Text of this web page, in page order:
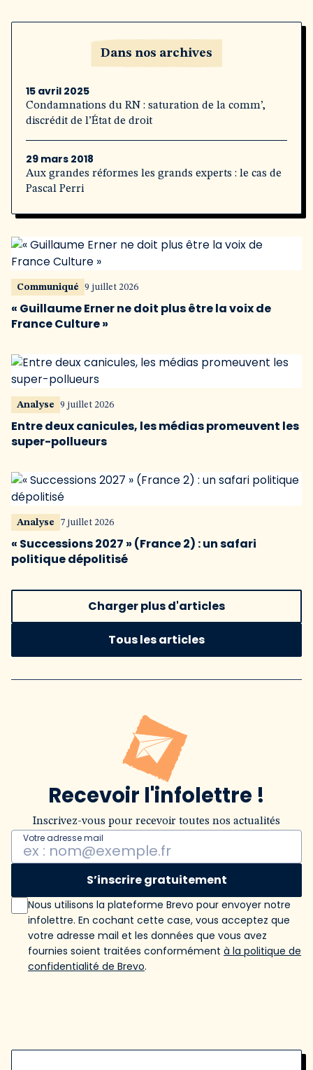
Dans nos archives
15 avril 2025
Condamnations du RN : saturation de la comm’,
discrédit de l’État de droit
29 mars 2018
Aux grandes réformes les grands experts : le cas de
Pascal Perri
Communiqué 9 juillet 2026
« Guillaume Erner ne doit plus être la voix de
France Culture »
Analyse 9 juillet 2026
Entre deux canicules, les médias promeuvent les
super-pollueurs
Analyse 7 juillet 2026
« Successions 2027 » (France 2) : un safari
politique dépolitisé
Charger plus d'articles
Tous les articles
Recevoir l'infolettre !
Inscrivez-vous pour recevoir toutes nos actualités
Votre adresse mail
S’inscrire gratuitement
Nous utilisons la plateforme Brevo pour envoyer notre
infolettre. En cochant cette case, vous acceptez que
votre adresse mail et les données que vous avez
fournies soient traitées conformément à la politique de
confidentialité de Brevo.